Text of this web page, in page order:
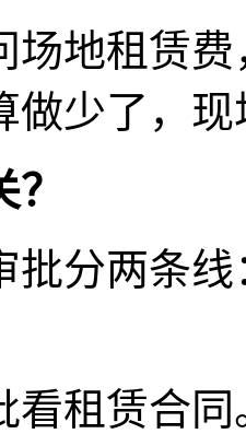
场地租赁
做少了，
批分两条
看租赁合